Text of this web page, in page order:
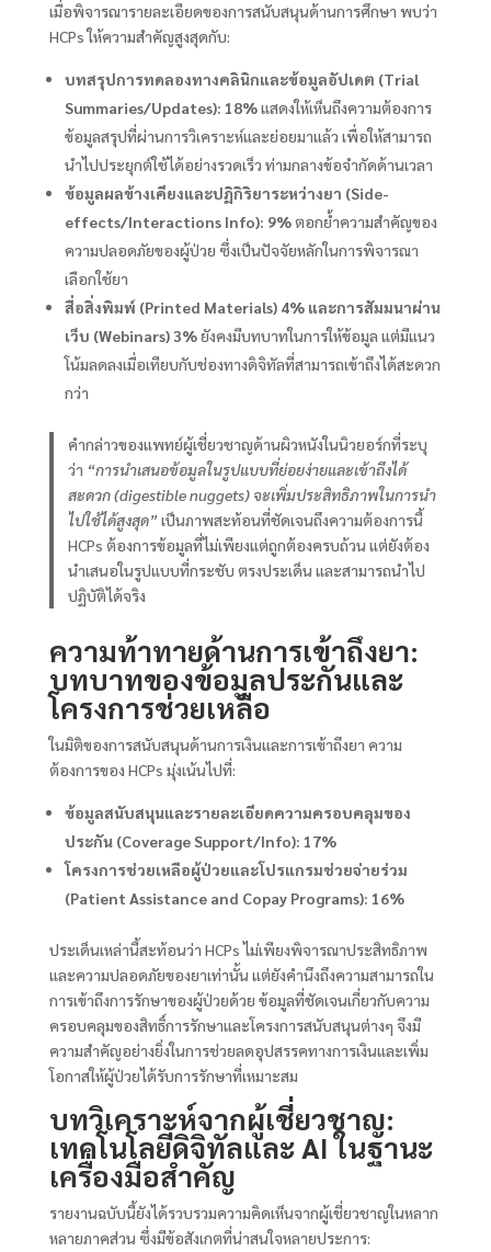
เมื่อพิจารณารายละเอียดของการสนับสนุนด้านการศึกษา พบว่า
HCPs ให้ความสำคัญสูงสุดกับ:
บทสรุปการทดลองทางคลินิกและข้อมูลอัปเดต (Trial
Summaries/Updates): 18%แสดงให้เห็นถึงความต้องการ
ข้อมูลสรุปที่ผ่านการวิเคราะห์และย่อยมาแล้ว เพื่อให้สามารถ
นำไปประยุกต์ใช้ได้อย่างรวดเร็ว ท่ามกลางข้อจำกัดด้านเวลา
ข้อมูลผลข้างเคียงและปฏิกิริยาระหว่างยา (Side-
effects/Interactions Info): 9%ตอกย้ำความสำคัญของ
ความปลอดภัยของผู้ป่วย ซึ่งเป็นปัจจัยหลักในการพิจารณา
เลือกใช้ยา
สื่อสิ่งพิมพ์ (Printed Materials) 4% และการสัมมนาผ่าน
เว็บ (Webinars) 3%ยังคงมีบทบาทในการให้ข้อมูล แต่มีแนว
โน้มลดลงเมื่อเทียบกับช่องทางดิจิทัลที่สามารถเข้าถึงได้สะดวก
กว่า
คำกล่าวของแพทย์ผู้เชี่ยวชาญด้านผิวหนังในนิวยอร์กที่ระบุ
ว่า “การนำเสนอข้อมูลในรูปแบบที่ย่อยง่ายและเข้าถึงได้
สะดวก (digestible nuggets) จะเพิ่มประสิทธิภาพในการนำ
ไปใช้ได้สูงสุด”เป็นภาพสะท้อนที่ชัดเจนถึงความต้องการนี้
HCPs ต้องการข้อมูลที่ไม่เพียงแต่ถูกต้องครบถ้วน แต่ยังต้อง
นำเสนอในรูปแบบที่กระชับ ตรงประเด็น และสามารถนำไป
ปฏิบัติได้จริง
ความท้าทายด้านการเข้าถึงยา:
บทบาทของข้อมูลประกันและ
โครงการช่วยเหลือ
ในมิติของการสนับสนุนด้านการเงินและการเข้าถึงยา ความ
ต้องการของ HCPs มุ่งเน้นไปที่:
ข้อมูลสนับสนุนและรายละเอียดความครอบคลุมของ
ประกัน (Coverage Support/Info): 17%
โครงการช่วยเหลือผู้ป่วยและโปรแกรมช่วยจ่ายร่วม
(Patient Assistance and Copay Programs): 16%
ประเด็นเหล่านี้สะท้อนว่า HCPs ไม่เพียงพิจารณาประสิทธิภาพ
และความปลอดภัยของยาเท่านั้น แต่ยังคำนึงถึงความสามารถใน
การเข้าถึงการรักษาของผู้ป่วยด้วย ข้อมูลที่ชัดเจนเกี่ยวกับความ
ครอบคลุมของสิทธิ์การรักษาและโครงการสนับสนุนต่างๆ จึงมี
ความสำคัญอย่างยิ่งในการช่วยลดอุปสรรคทางการเงินและเพิ่ม
โอกาสให้ผู้ป่วยได้รับการรักษาที่เหมาะสม
บทวิเคราะห์จากผู้เชี่ยวชาญ:
เทคโนโลยีดิจิทัลและ AI ในฐานะ
เครื่องมือสำคัญ
รายงานฉบับนี้ยังได้รวบรวมความคิดเห็นจากผู้เชี่ยวชาญในหลาก
หลายภาคส่วน ซึ่งมีข้อสังเกตที่น่าสนใจหลายประการ: